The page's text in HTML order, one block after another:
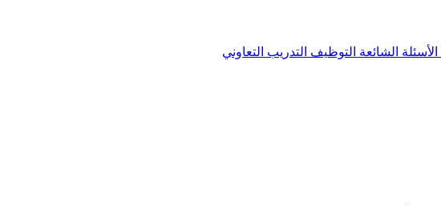
الأسئلة الشائعة التوظيف التدريب التعاوني